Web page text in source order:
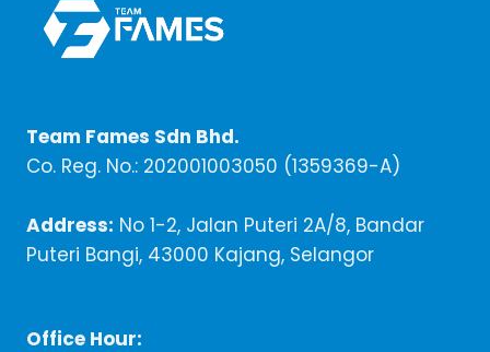
UNTUK
Team Fames Sdn Bhd.
Co. Reg. No.: 202001003050 (1359369-A)
Address: No 1-2, Jalan Puteri 2A/8, Bandar
Puteri Bangi, 43000 Kajang, Selangor
Office Hour: